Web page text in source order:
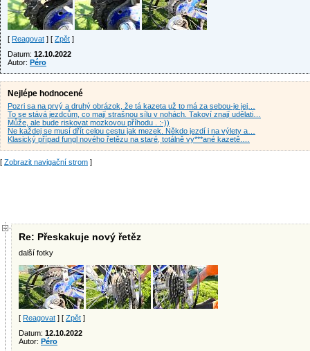
[ Reagovat ] [ Zpět ]
Datum: 12.10.2022
Autor: Péro
Nejlépe hodnocené
Pozri sa na prvý a druhý obrázok, že tá kazeta už to má za sebou-je jej…
To se stává jezdcům, co mají strašnou sílu v nohách. Takoví znají udělati…
Může, ale bude riskovat mozkovou příhodu . :-))
Ne každej se musí dřít celou cestu jak mezek. Někdo jezdí i na výlety a…
Klasický případ fungl nového řetězu na staré, totálně vy***ané kazetě.…
[ Zobrazit navigační strom ]
Re: Přeskakuje nový řetěz
další fotky
[ Reagovat ] [ Zpět ]
Datum: 12.10.2022
Autor: Péro